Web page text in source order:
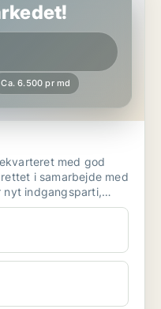
Ca. 6.500 pr md
med god
i samarbejde med
nyt indgangsparti,